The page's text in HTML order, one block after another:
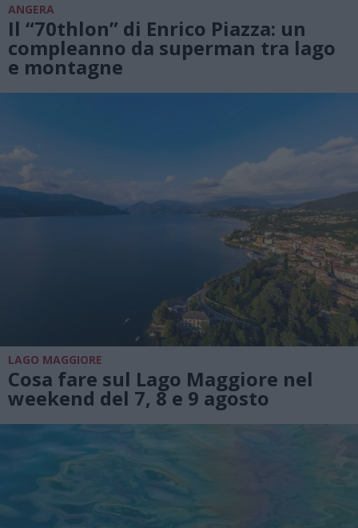
ANGERA
Il “70thlon” di Enrico Piazza: un
compleanno da superman tra lago
e montagne
LAGO MAGGIORE
Cosa fare sul Lago Maggiore nel
weekend del 7, 8 e 9 agosto